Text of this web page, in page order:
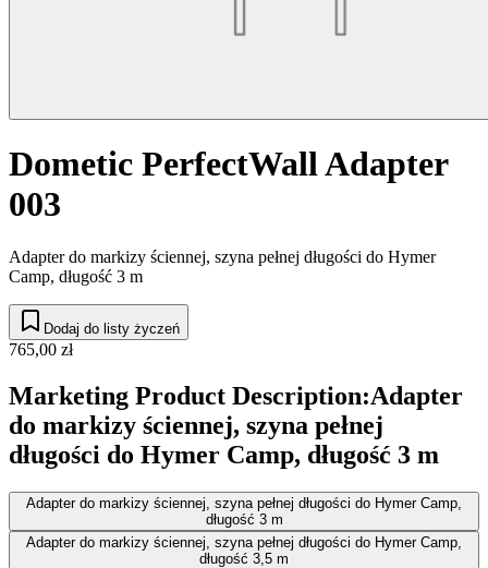
Dometic PerfectWall Adapter
003
Adapter do markizy ściennej, szyna pełnej długości do Hymer
Camp, długość 3 m
Dodaj do listy życzeń
765,00 zł
Marketing Product Description:Adapter
do markizy ściennej, szyna pełnej
długości do Hymer Camp, długość 3 m
Adapter do markizy ściennej, szyna pełnej długości do Hymer Camp,
długość 3 m
Adapter do markizy ściennej, szyna pełnej długości do Hymer Camp,
długość 3,5 m